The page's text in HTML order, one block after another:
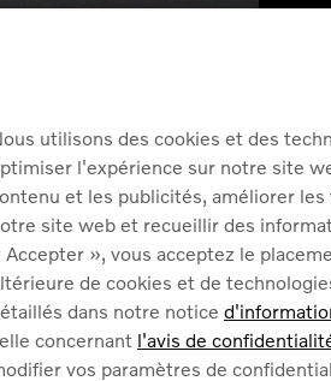
EC40. Profitez du luxe à
couper le souffle. Avec des
de haute qualité.
utilisons des cookies et des
l'expérience sur notre site
et les publicités, améliorer
site web et recueillir des
Accepter », vous acceptez le
de cookies et de
dans notre notice
concernant l'avis de
vos paramètres de